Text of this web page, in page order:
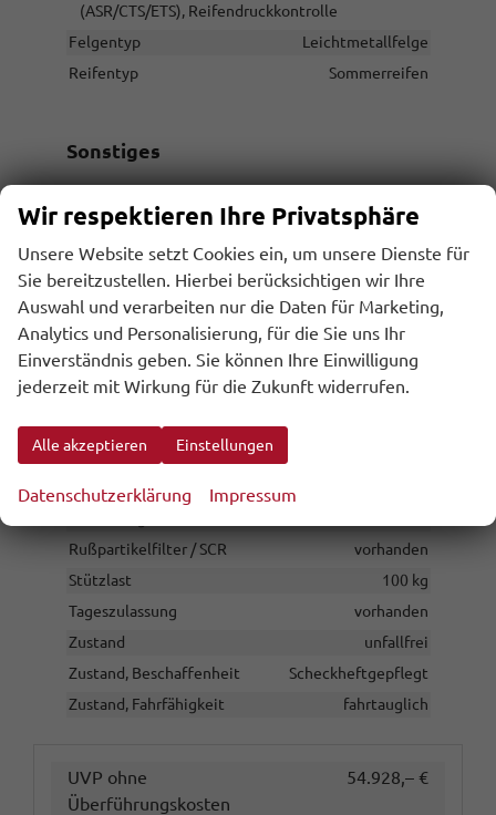
(ASR/CTS/ETS), Reifendruckkontrolle
Felgentyp
Leichtmetallfelge
Reifentyp
Sommerreifen
Sonstiges
Antriebsart
Plugin-Hybrid (PHEV)
Anzahl Türen
5-türig
Erstzulassung
31.07.2026
Garantieleistung
Fahrzeuggarantie
Innenausstattung
Grau
Kilometerstand
Lackierung
Leergewicht
Nichtraucher-Fahrzeug
Rußpartikelfilter / SCR
vorhanden
Stützlast
100 kg
Tageszulassung
vorhanden
Zustand
unfallfrei
Zustand, Beschaffenheit
Scheckheftgepflegt
Zustand, Fahrfähigkeit
fahrtauglich
UVP ohne
Überführungskosten
54.928,– €
Wir respektieren Ihre Privatsphäre
Unsere Website setzt Cookies ein, um unsere Dienste für
Sie bereitzustellen. Hierbei berücksichtigen wir Ihre
Auswahl und verarbeiten nur die Daten für Marketing,
Analytics und Personalisierung, für die Sie uns Ihr
Einverständnis geben. Sie können Ihre Einwilligung
jederzeit mit Wirkung für die Zukunft widerrufen.
Alle akzeptieren Einstellungen
Datenschutzerklärung Impressum